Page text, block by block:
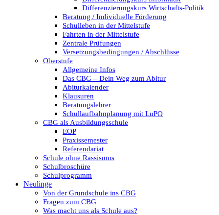
Differenzierungskurs Wirtschafts-Politik
Beratung / Individuelle Förderung
Schulleben in der Mittelstufe
Fahrten in der Mittelstufe
Zentrale Prüfungen
Versetzungsbedingungen / Abschlüsse
Oberstufe
Allgemeine Infos
Das CBG – Dein Weg zum Abitur
Abiturkalender
Klausuren
Beratungslehrer
Schullaufbahnplanung mit LuPO
CBG als Ausbildungsschule
EOP
Praxissemester
Referendariat
Schule ohne Rassismus
Schulbroschüre
Schulprogramm
Neulinge
Von der Grundschule ins CBG
Fragen zum CBG
Was macht uns als Schule aus?